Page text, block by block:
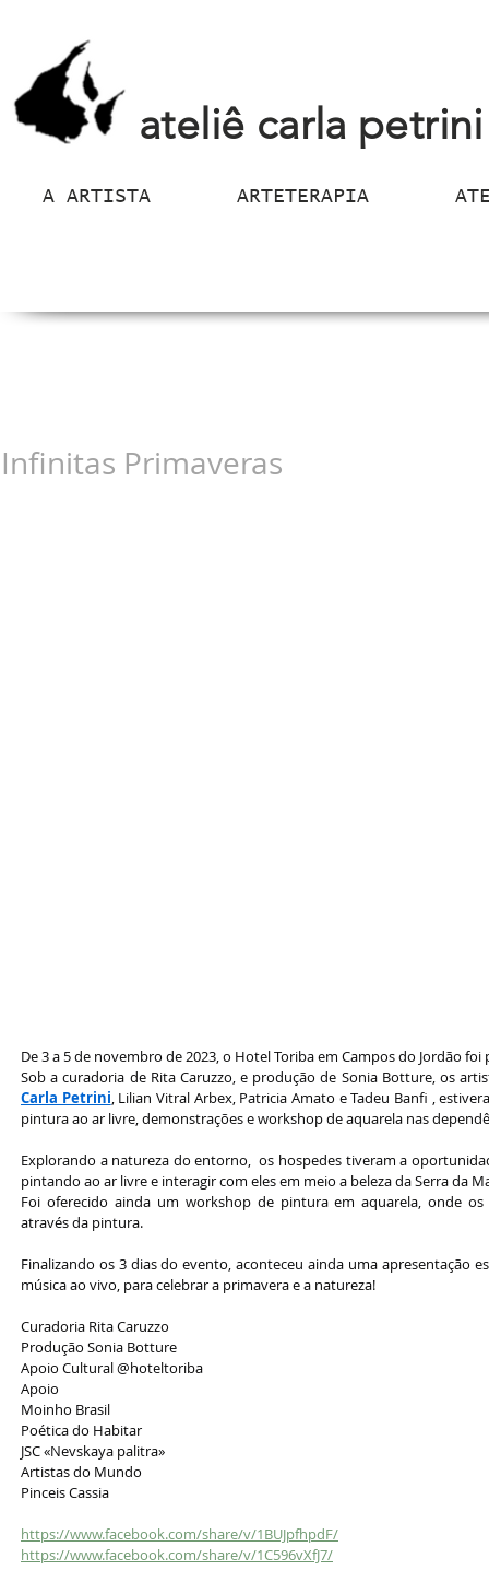
ateliê carla petrini
A ARTISTA ARTETERAPIA
Infinitas Primaveras
De 3 a 5 de novembro de 2023, o Hotel Toriba em Campos do Jordão
Carla Petrini, Lilian Vitral Arbex, Patricia Amato e Tadeu Banfi ,
pintura ao ar livre, demonstrações e workshop de aquarela nas
Explorando a natureza do entorno,  os hospedes tiveram a
pintando ao ar livre e interagir com eles em meio a beleza da Serra da
Foi oferecido ainda um workshop de pintura em aquarela, onde os
através da pintura.
Finalizando os 3 dias do evento, aconteceu ainda uma apresentação
música ao vivo, para celebrar a primavera e a natureza!
Curadoria Rita Caruzzo
Produção Sonia Botture
Apoio Cultural @hoteltoriba
Apoio
Moinho Brasil
Poética do Habitar
JSC «Nevskaya palitra»
Artistas do Mundo
Pinceis Cassia
https://www.facebook.com/share/v/1BUJpfhpdF/
https://www.facebook.com/share/v/1C596vXfJ7/